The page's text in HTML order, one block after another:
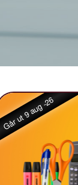
Går ut 9 aug -26